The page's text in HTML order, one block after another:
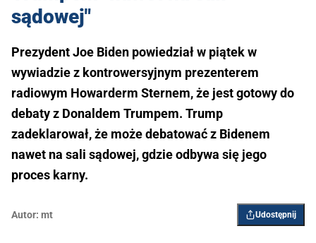
sądowej"
Prezydent Joe Biden powiedział w piątek w
wywiadzie z kontrowersyjnym prezenterem
radiowym Howarderm Sternem, że jest gotowy do
debaty z Donaldem Trumpem. Trump
zadeklarował, że może debatować z Bidenem
nawet na sali sądowej, gdzie odbywa się jego
proces karny.
Autor: mt Udostępnij